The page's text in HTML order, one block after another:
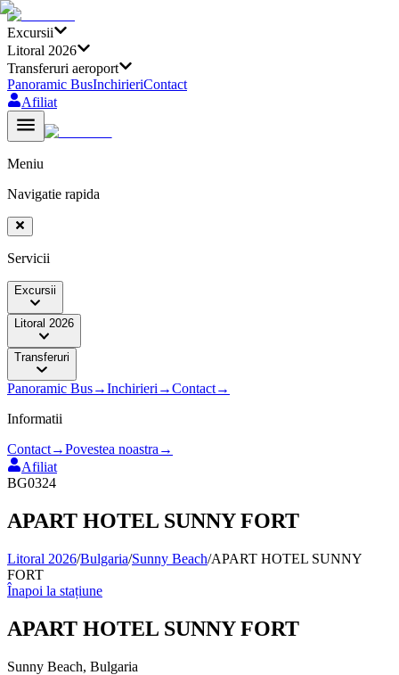
Excursii
Litoral 2026
Transferuri aeroport
Panoramic BusInchirieriContact
Afiliat
Meniu
Navigatie rapida
Servicii
Excursii
Litoral 2026
Transferuri
Panoramic Bus→Inchirieri →Contact→
Informatii
Contact→Povestea noastra →
Afiliat
BG0324
APART HOTEL SUNNY FORT
Litoral 2026/Bulgaria/Sunny Beach/APART HOTEL SUNNY
FORT
Înapoi la stațiune
APART HOTEL SUNNY FORT
Sunny Beach, Bulgaria